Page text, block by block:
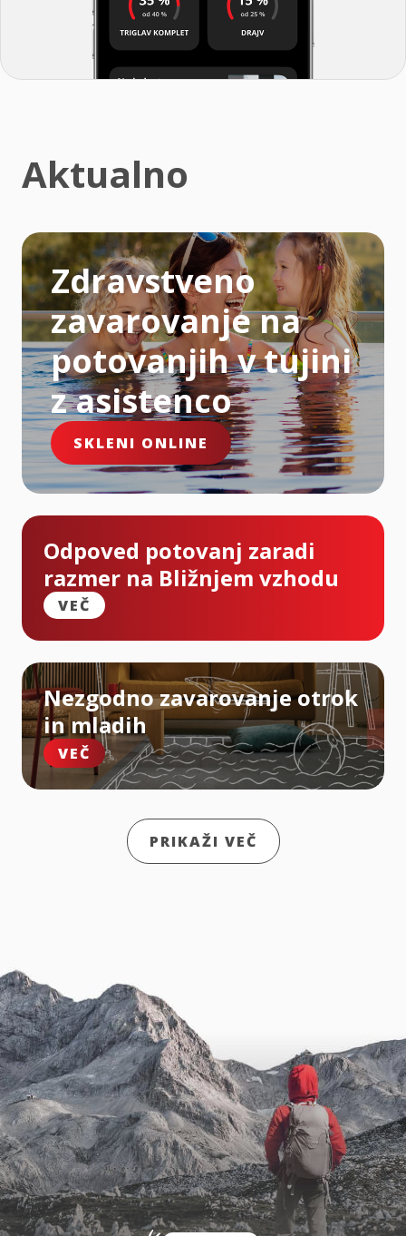
Aktualno
Zdravstveno
zavarovanje na
potovanjih v tujini
z asistenco
SKLENI ONLINE
Odpoved potovanj zaradi
razmer na Bližnjem vzhodu
VEČ
Nezgodno zavarovanje otrok
in mladih
VEČ
PRIKAŽI VEČ